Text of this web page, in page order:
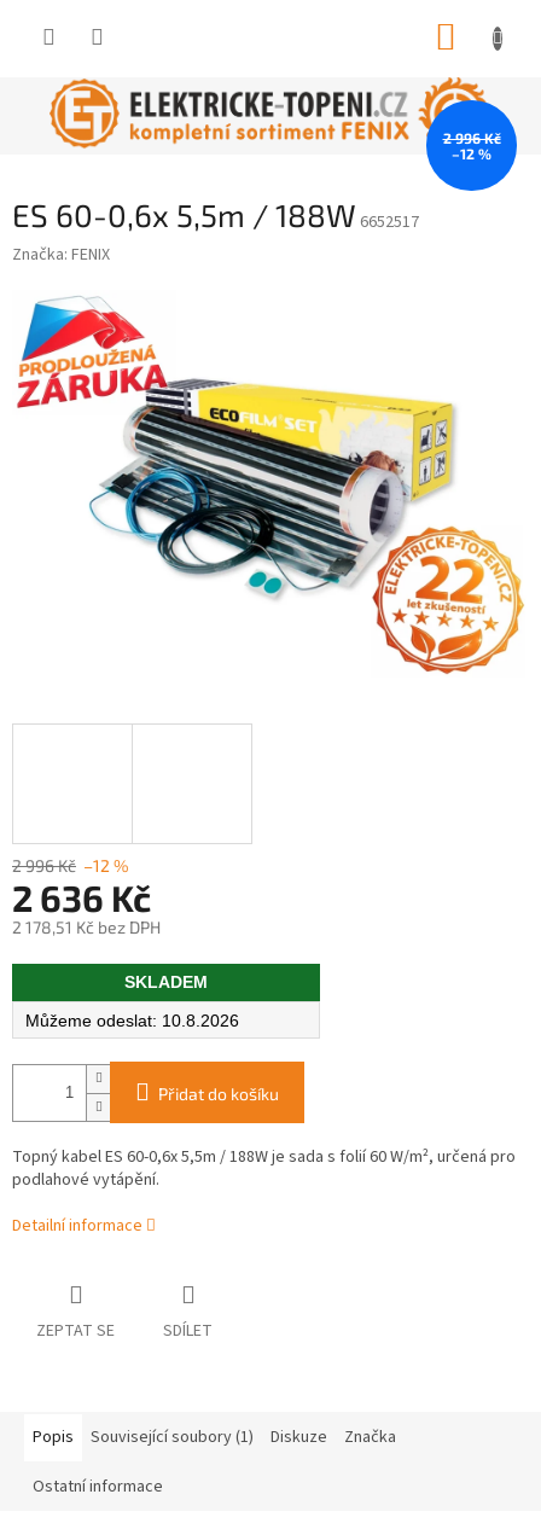
ES 60-0,6x 5,5m / 188W 6652517
Značka: FENIX
2 996 Kč
–12 %
2 996 Kč –12 %
2 636 Kč
2 178,51 Kč bez DPH
Měrná
SKLADEM
10.8.2026
Přidat do košíku
Topný kabel ES 60-0,6x 5,5m / 188W je sada s folií 60 W/m², určená pro
podlahové vytápění.
Detailní informace
ZEPTAT SE SDÍLET
Popis Související soubory (1) Diskuze Značka
Ostatní informace